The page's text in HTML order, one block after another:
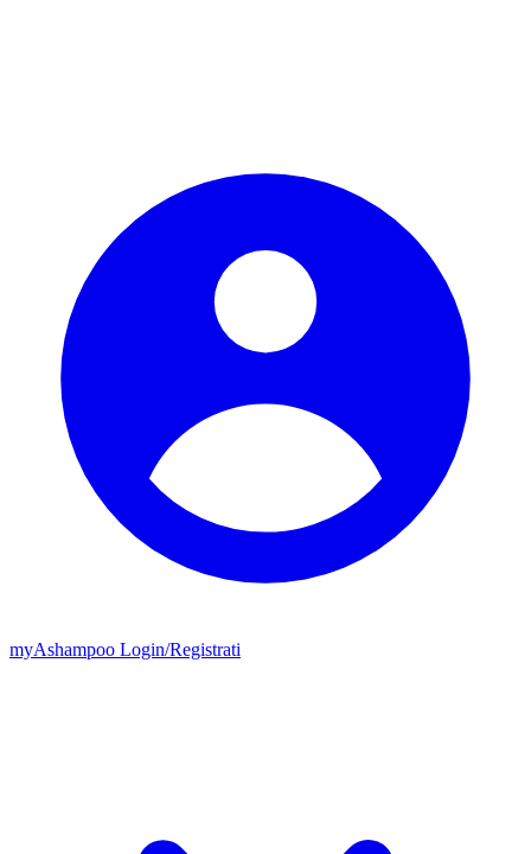
myAshampoo Login/Registrati